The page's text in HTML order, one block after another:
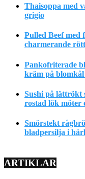
Thaisoppa med
grigio
Pulled Beef med
charmerande rött
Pankofriterade
kräm på
Sushi på lättrökt
rostad lök möter
Smörstekt
bladpersilja i
ARTIKLAR